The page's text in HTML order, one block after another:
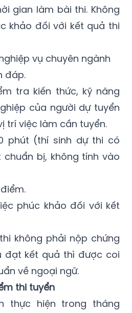
gian làm bài thi. Không
khảo đối với kết quả thi
vụ chuyên ngành
đáp.
tra kiến thức, kỹ năng
của người dự tuyển
trí việc làm cần tuyển.
phút (thí sinh dự thi có
chuẩn bị, không tính vào
phúc khảo đối với kết
không phải nộp chứng
đạt kết quả thì được coi
về ngoại ngữ.
thi tuyển
thực hiện trong tháng